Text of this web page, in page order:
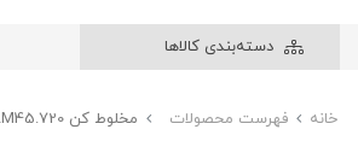
دسته‌بندی کالاها
خانه فهرست محصولات مخلوط کن KENWOOD BLM45.720